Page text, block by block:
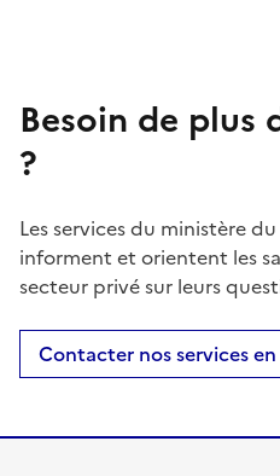
Besoin de
?
Les services du ministère
informent et orientent les
secteur privé sur leurs
Contacter nos services